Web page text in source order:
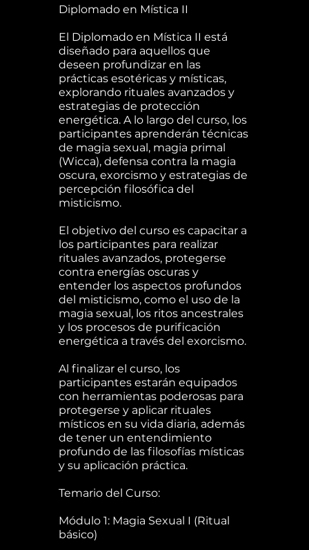
Diplomado en Mística II
El Diplomado en Mística II está
diseñado para aquellos que
deseen profundizar en las
prácticas esotéricas y místicas,
explorando rituales avanzados y
estrategias de protección
energética. A lo largo del curso, los
participantes aprenderán técnicas
de magia sexual, magia primal
(Wicca), defensa contra la magia
oscura, exorcismo y estrategias de
percepción filosófica del
misticismo.
El objetivo del curso es capacitar a
los participantes para realizar
rituales avanzados, protegerse
contra energías oscuras y
entender los aspectos profundos
del misticismo, como el uso de la
magia sexual, los ritos ancestrales
y los procesos de purificación
energética a través del exorcismo.
Al finalizar el curso, los
participantes estarán equipados
con herramientas poderosas para
protegerse y aplicar rituales
místicos en su vida diaria, además
de tener un entendimiento
profundo de las filosofías místicas
y su aplicación práctica.
Temario del Curso:
Módulo 1: Magia Sexual I (Ritual
básico)